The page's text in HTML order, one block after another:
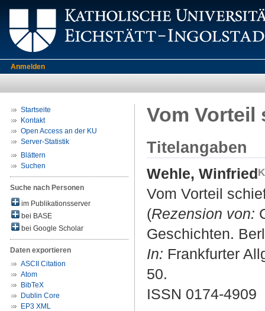
Anmelden
Startseite
Kontakt
Open Access an der KU
Server-Statistik
Blättern
Suchen
Suche nach Personen
im Publikationsserver
bei BASE
bei Google Scholar
Daten exportieren
ASCII Citation
Atom
BibTeX
Dublin Core
EP3 XML
Vom Vorteil
Titelangaben
Wehle, Winfried
Vom Vorteil
(Rezension von:
Geschichten.
In: Frankfurter
50.
ISSN 0174-4909